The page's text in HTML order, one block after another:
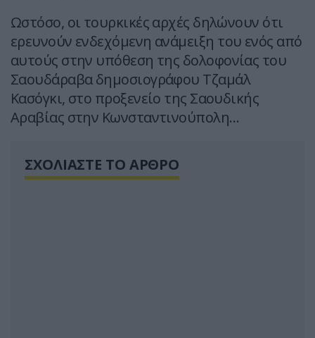
Ωστόσο, οι τουρκικές αρχές δηλώνουν ότι
ερευνούν ενδεχόμενη ανάμειξη του ενός από
αυτούς στην υπόθεση της δολοφονίας του
Σαουδάραβα δημοσιογράφου Τζαμάλ
Κασόγκι, στο προξενείο της Σαουδικής
Αραβίας στην Κωνσταντινούπολη…
ΣΧΟΛΙΑΣΤΕ ΤΟ ΑΡΘΡΟ